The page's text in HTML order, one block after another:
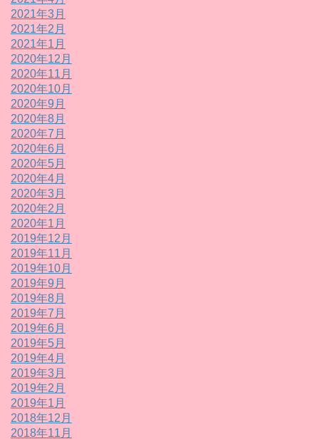
2021年3月
2021年2月
2021年1月
2020年12月
2020年11月
2020年10月
2020年9月
2020年8月
2020年7月
2020年6月
2020年5月
2020年4月
2020年3月
2020年2月
2020年1月
2019年12月
2019年11月
2019年10月
2019年9月
2019年8月
2019年7月
2019年6月
2019年5月
2019年4月
2019年3月
2019年2月
2019年1月
2018年12月
2018年11月